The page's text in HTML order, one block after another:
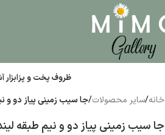
ظروف پخت و پز
خانه/سایر محصولات/جا سیب زمینی پیاز دو و
جا سیب زمینی پیاز دو و نیم طبقه